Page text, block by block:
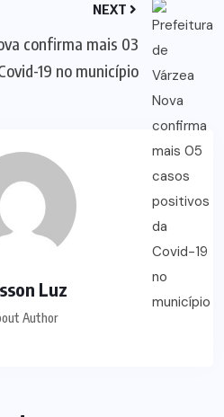
NEXT
confirma mais 03
19 no município
Luz
Author